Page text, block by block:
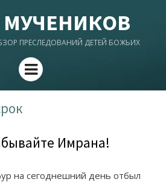
МУЧЕНИКОВ
ПРЕСЛЕДОВАНИЙ ДЕТЕЙ БОЖЬИХ
Menu
Имрана!
на сегоднешний день отбыл